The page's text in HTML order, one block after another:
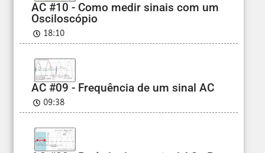
AC #10 - Como medir sinais com um
Osciloscópio
18:10
AC #09 - Frequência de um sinal AC
09:38